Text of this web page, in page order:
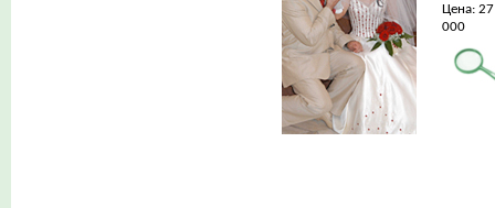
Цена: 27
000